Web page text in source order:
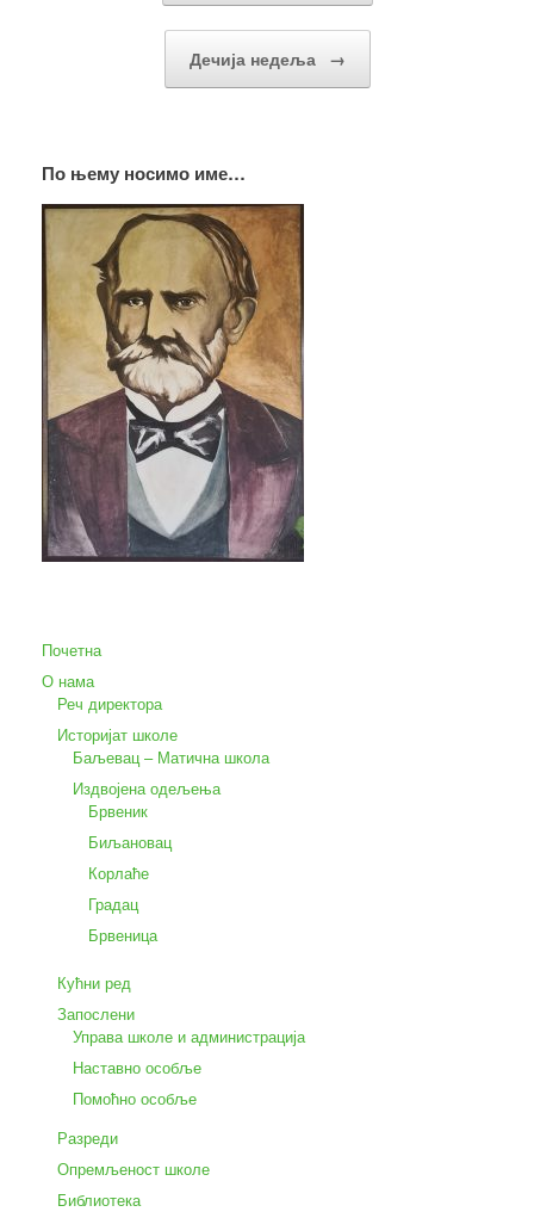
Дечија недеља →
По њему носимо име…
Почетна
О нама
Реч директора
Историјат школе
Баљевац – Матична школа
Издвојена одељења
Брвеник
Биљановац
Корлаће
Градац
Брвеница
Кућни ред
Запослени
Управа школе и администрација
Наставно особље
Помоћно особље
Разреди
Опремљеност школе
Библиотека